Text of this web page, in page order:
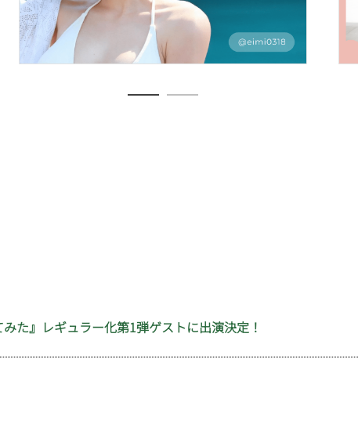
た』レギュラー化第1弾ゲストに出演決定！